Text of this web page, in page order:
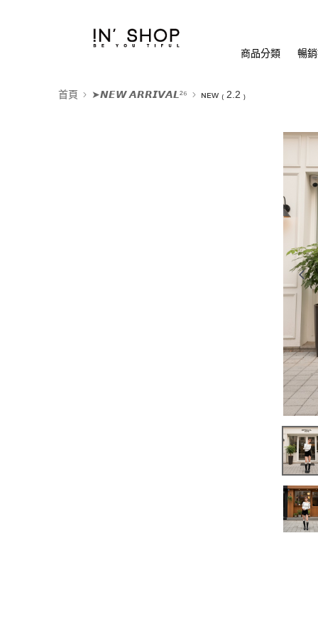
商品分類 暢
首頁 ➤𝙉𝙀𝙒 𝘼𝙍𝙍𝙄𝙑𝘼𝙇²⁶ ɴᴇᴡ ₍ 2.2 ₎